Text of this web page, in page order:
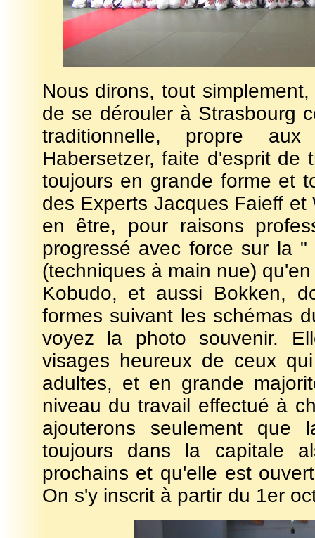
Nous dirons, tout
de se dérouler à Strasbourg
traditionnelle, propre
Habersetzer, faite d'esprit de
toujours en grande forme et
des Experts Jacques Faieff
en être, pour raisons
progressé avec force sur la
(techniques à main nue)
Kobudo, et aussi Bokken,
formes suivant les schémas
voyez la photo souvenir.
visages heureux de ceux
adultes, et en grande
niveau du travail effectué à
ajouterons seulement que
toujours dans la capitale
prochains et qu'elle est
On s'y inscrit à partir du 1er